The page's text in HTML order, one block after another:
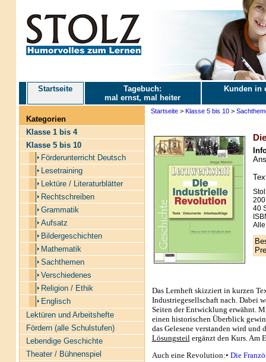
Startseite
Tagebuch:
mal ernst, mal heiter
Kunden in
Kategorien
Klasse 1 bis 4
Klasse 5 bis 10
Förderunterricht Deutsch
Lesetraining
Lektüre / Literaturblätter
Rechtschreiben
Grammatik
Aufsatz
Bildergeschichten
Mathematik
Sachthemen
Verschiedenes
Religion / Ethik
Englisch
Lektüren und Arbeitshefte
Fördern (alle Schulstufen)
Lebendige Geschichte
Theater / Bühnenspiel
Startseite> Klasse 5 bis 10>
40
Das Lernheft skizziert in kurzen
Industriegesellschaft nach. Dabei
Seiten der Entwicklung erwähnt.
einen historischen Überblick
das Gelesene verstanden wird
Lösungsteil ergänzt den Kurs. Am
Auch eine Revolution:• Die